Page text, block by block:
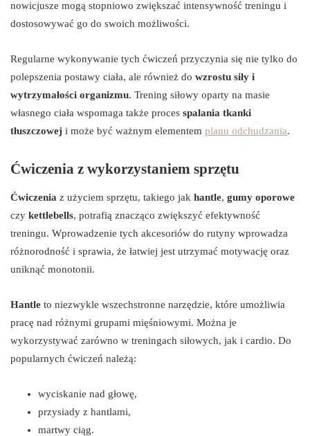
nowicjusze mogą stopniowo zwiększać intensywność treningu i
dostosowywać go do swoich możliwości.
Regularne wykonywanie tych ćwiczeń przyczynia się nie tylko do
polepszenia postawy ciała, ale również do wzrostu siły i
wytrzymałości organizmu. Trening siłowy oparty na masie
własnego ciała wspomaga także proces spalania tkanki
tłuszczowej i może być ważnym elementem planu odchudzania.
Ćwiczenia z wykorzystaniem sprzętu
Ćwiczenia z użyciem sprzętu, takiego jak hantle, gumy oporowe
czy kettlebells, potrafią znacząco zwiększyć efektywność
treningu. Wprowadzenie tych akcesoriów do rutyny wprowadza
różnorodność i sprawia, że łatwiej jest utrzymać motywację oraz
uniknąć monotonii.
Hantle to niezwykle wszechstronne narzędzie, które umożliwia
pracę nad różnymi grupami mięśniowymi. Można je
wykorzystywać zarówno w treningach siłowych, jak i cardio. Do
popularnych ćwiczeń należą:
wyciskanie nad głowę,
przysiady z hantlami,
martwy ciąg.